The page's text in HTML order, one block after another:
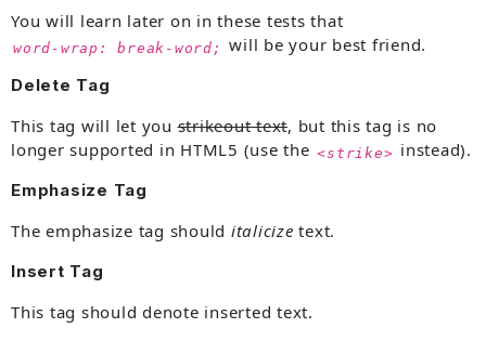
You will learn later on in these tests that
word-wrap: break-word; will be your best friend.
Delete Tag
This tag will let youstrikeout text, but this tag is no
longer supported in HTML5 (use the <strike> instead).
Emphasize Tag
The emphasize tag should italicize text.
Insert Tag
This tag should denote inserted text.